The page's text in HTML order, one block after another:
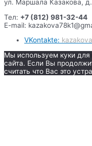
ул. Маршала Казакова, д.
Тел: +7 (812) 981-32-44
E-mail:
VKontakte:
Мы используем куки
сайта. Если Вы
считать что Вас это